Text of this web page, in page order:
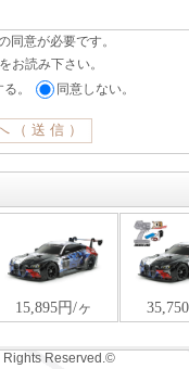
同意が必要です。
をお読み下さい。
。 同意しない。
Rights Reserved.©